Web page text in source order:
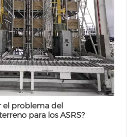
el problema del
para los ASRS?